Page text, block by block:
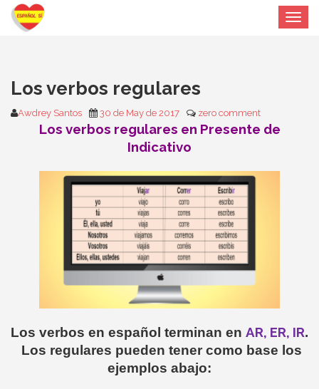
Toggle
Los verbos regulares
Awdrey Santos 30 de May de 2017 zero comment
Los verbos regulares en Presente de
Indicativo
Los verbos en español terminan en AR, ER, IR.
Los regulares pueden tener como base los
ejemplos abajo: